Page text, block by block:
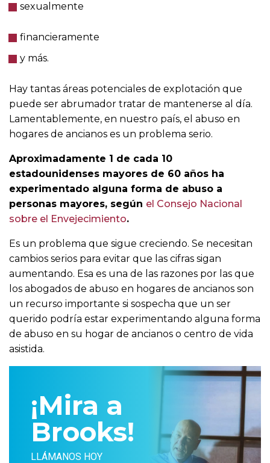
sexualmente
financieramente
y más.
Hay tantas áreas potenciales de explotación que
puede ser abrumador tratar de mantenerse al día.
Lamentablemente, en nuestro país, el abuso en
hogares de ancianos es un problema serio.
Aproximadamente 1 de cada 10
estadounidenses mayores de 60 años ha
experimentado alguna forma de abuso a
personas mayores, según el Consejo Nacional
sobre el Envejecimiento.
Es un problema que sigue creciendo. Se necesitan
cambios serios para evitar que las cifras sigan
aumentando. Esa es una de las razones por las que
los abogados de abuso en hogares de ancianos son
un recurso importante si sospecha que un ser
querido podría estar experimentando alguna forma
de abuso en su hogar de ancianos o centro de vida
asistida.
¡Mira a
Brooks!
LLÁMANOS HOY